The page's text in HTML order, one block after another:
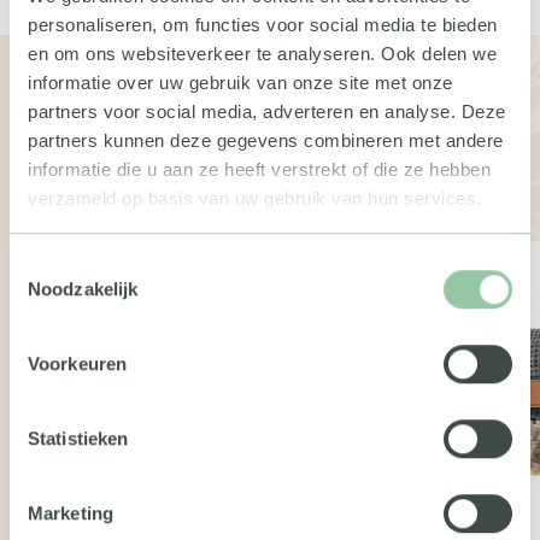
personaliseren, om functies voor social media te bieden
en om ons websiteverkeer te analyseren. Ook delen we
informatie over uw gebruik van onze site met onze
partners voor social media, adverteren en analyse. Deze
partners kunnen deze gegevens combineren met andere
informatie die u aan ze heeft verstrekt of die ze hebben
verzameld op basis van uw gebruik van hun services.
Noodzakelijk
Voorkeuren
Statistieken
Marketing
Bekijk de andere boxen
Wil je meer weten over de geschenken of pakketten?
Neem dan gerust contact met ons op. We vertellen je
graag meer.